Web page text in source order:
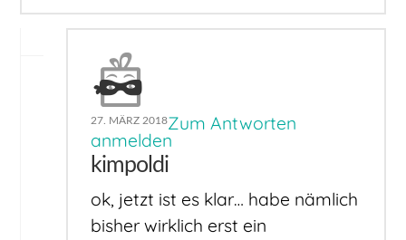
27. MÄRZ 2018Zum Antworten
anmelden
kimpoldi
ok, jetzt ist es klar… habe nämlich
bisher wirklich erst ein